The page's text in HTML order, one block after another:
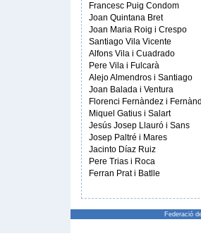
Francesc Puig Condom
Joan Quintana Bret
Joan Maria Roig i Crespo
Santiago Vila Vicente
Alfons Vila i Cuadrado
Pere Vila i Fulcarà
Alejo Almendros i Santiago
Joan Balada i Ventura
Florenci Fernàndez i
Miquel Gatius i Salart
Jesús Josep Llauró i Sans
Josep Paltré i Mares
Jacinto Díaz Ruiz
Pere Trias i Roca
Ferran Prat i Batlle
Federació